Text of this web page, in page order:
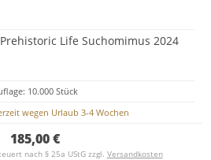
Life Suchomimus 2024
10.000 Stück
wegen Urlaub 3-4 Wochen
185,00 €
nach § 25a UStG zzgl. Versandkosten